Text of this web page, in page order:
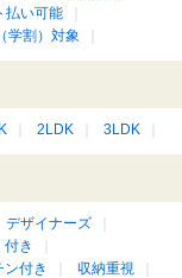
払い可能
学割）対象
2LDK 3LDK
デザイナーズ
付き
ン付き
収納重視